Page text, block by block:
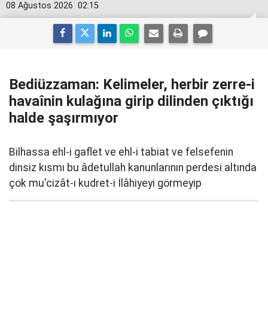
02:15
08 Ağustos 2026
Bediüzzaman: Kelimeler, herbir zerre-i
havaînin kulağına girip dilinden çıktığı
halde şaşırmıyor
Bilhassa ehl-i gaflet ve ehl-i tabiat ve felsefenin
dinsiz kısmı bu âdetullah kanunlarının perdesi altında
çok mu'cizât-ı kudret-i İlâhiyeyi görmeyip